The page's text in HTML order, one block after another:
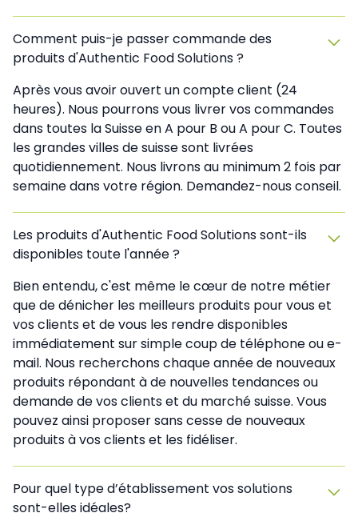
Comment puis-je passer commande des
produits d'Authentic Food Solutions ?
Après vous avoir ouvert un compte client (24
heures). Nous pourrons vous livrer vos commandes
dans toutes la Suisse en A pour B ou A pour C. Toutes
les grandes villes de suisse sont livrées
quotidiennement. Nous livrons au minimum 2 fois par
semaine dans votre région. Demandez-nous conseil.
Les produits d'Authentic Food Solutions sont-ils
disponibles toute l'année ?
Bien entendu, c'est même le cœur de notre métier
que de dénicher les meilleurs produits pour vous et
vos clients et de vous les rendre disponibles
immédiatement sur simple coup de téléphone ou e-
mail. Nous recherchons chaque année de nouveaux
produits répondant à de nouvelles tendances ou
demande de vos clients et du marché suisse. Vous
pouvez ainsi proposer sans cesse de nouveaux
produits à vos clients et les fidéliser.
Pour quel type d’établissement vos solutions
sont-elles idéales?